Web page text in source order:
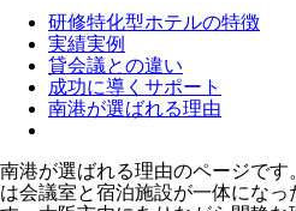
研修特化型ホテルの特徴
実績実例
貸会議との違い
成功に導くサポート
南港が選ばれる理由
南港が選ばれる理由のページです
は会議室と宿泊施設が一体にな